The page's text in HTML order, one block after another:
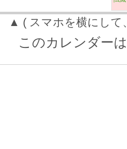
▲ ( スマホを横にして
このカレンダー